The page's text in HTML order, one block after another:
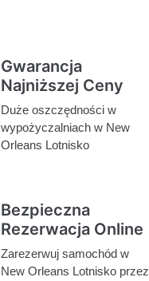
Gwarancja
Najniższej Ceny
Duże oszczędności w
wypożyczalniach w New
Orleans Lotnisko
Bezpieczna
Rezerwacja Online
Zarezerwuj samochód w
New Orleans Lotnisko przez